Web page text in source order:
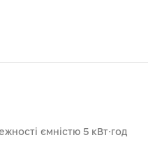
ємністю 5 кВт⋅год